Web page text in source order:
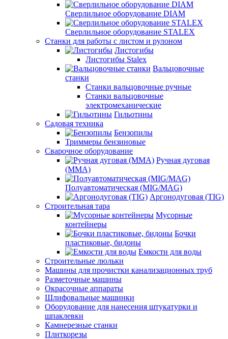
Сверлильное оборудование DIAM
Сверлильное оборудование STALEX
Станки для работы с листом и рулоном
Листогибы
Листогибы Stalex
Вальцовочные
станки
Станки вальцовочные ручные
Станки вальцовочные
электромеханические
Гильотины
Садовая техника
Бензопилы
Триммеры бензиновые
Сварочное оборудование
Ручная дуговая
(MMA)
Полуавтоматическая (MIG/MAG)
Аргонодуговая (TIG)
Строительная тара
Мусорные
контейнеры
Бочки
пластиковые, бидоны
Емкости для воды
Строительные люльки
Машины для прочистки канализационных труб
Разметочные машины
Окрасочные аппараты
Шлифовальные машинки
Оборудование для нанесения штукатурки и
шпаклевки
Камнерезные станки
Плиткорезы